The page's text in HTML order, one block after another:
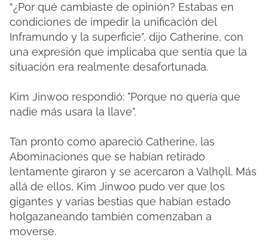
“¿Por qué cambiaste de opinión? Estabas en
condiciones de impedir la unificación del
Inframundo y la superficie”, dijo Catherine, con
una expresión que implicaba que sentía que la
situación era realmente desafortunada.
Kim Jinwoo respondió: "Porque no quería que
nadie más usara la llave".
Tan pronto como apareció Catherine, las
Abominaciones que se habían retirado
lentamente giraron y se acercaron a Valhǫll. Más
allá de ellos, Kim Jinwoo pudo ver que los
gigantes y varias bestias que habían estado
holgazaneando también comenzaban a
moverse.